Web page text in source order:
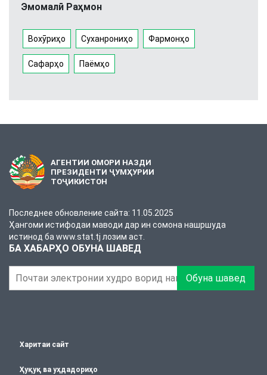
Эмомалӣ Раҳмон
Вохӯриҳо Суханрониҳо Фармонҳо
Сафарҳо Паёмҳо
АГЕНТИИ ОМОРИ НАЗДИ
ПРЕЗИДЕНТИ ҶУМҲУРИИ
ТОҶИКИСТОН
Последнее обновление сайта: 11.05.2025
Ҳангоми истифодаи маводи дар ин сомона нашршуда
истинод ба www.stat.tj лозим аст.
БА ХАБАРҲО ОБУНА ШАВЕД
Обуна шавед
Харитаи сайт
Ҳуқуқ ва уҳдадориҳо